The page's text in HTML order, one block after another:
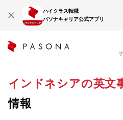
ハイクラス転職
パソナキャリア公式アプリ
インドネシアの英文
情報